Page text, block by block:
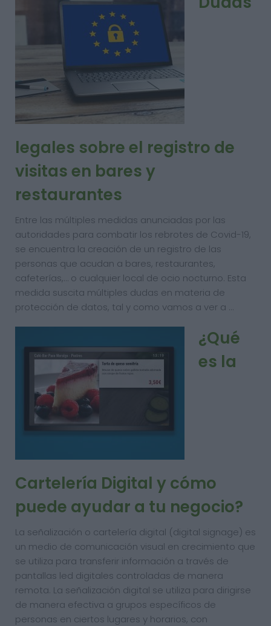
legales sobre el registro de
visitas en bares y
restaurantes
Entre las múltiples medidas anunciadas por las
autoridades para combatir los rebrotes de Covid-19,
se encuentra la creación de un registro de las
personas que acudan a bares, restaurantes,
cafeterías,… o cualquier local de ocio nocturno. Esta
medida suscita múltiples dudas en materia de
protección de datos, tal y como vamos a ver a …
¿Qué
es la
Cartelería Digital y cómo
puede ayudar a tu negocio?
La señalización o cartelería digital (digital signage) es
un medio de comunicación visual en crecimiento que
se utiliza para transferir información a través de
pantallas led digitales controladas de manera
remota. La señalización digital se utiliza para dirigirse
de manera efectiva a grupos específicos de
personas en ciertos lugares y horarios, con